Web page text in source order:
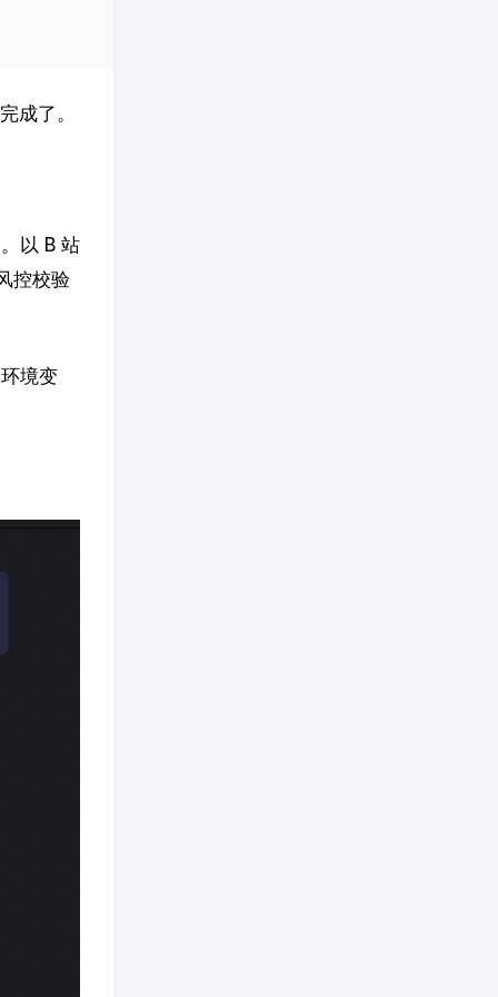
成了。
以 B 站
控校验
境变